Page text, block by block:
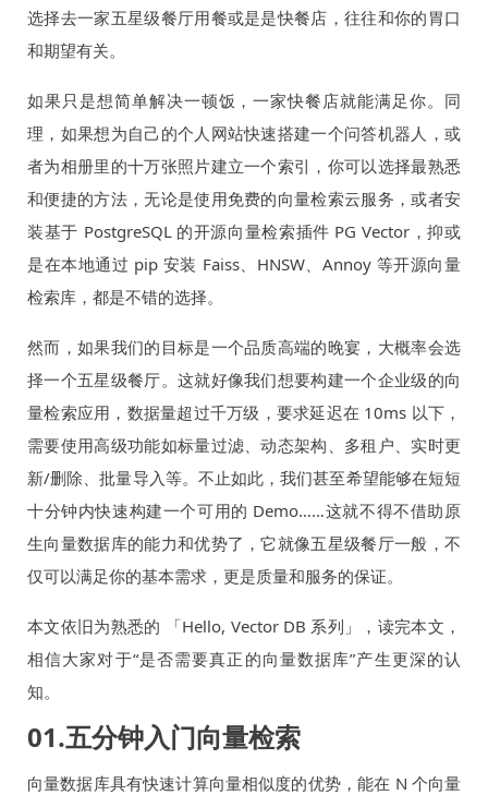
选择去一家五星级餐厅用餐或是是快餐店，往往和你的胃口
和期望有关。
如果只是想简单解决一顿饭，一家快餐店就能满足你。同
理，如果想为自己的个人网站快速搭建一个问答机器人，或
者为相册里的十万张照片建立一个索引，你可以选择最熟悉
和便捷的方法，无论是使用免费的向量检索云服务，或者安
装基于 PostgreSQL 的开源向量检索插件 PG Vector，抑或
是在本地通过 pip 安装 Faiss、HNSW、Annoy 等开源向量
检索库，都是不错的选择。
然而，如果我们的目标是一个品质高端的晚宴，大概率会选
择一个五星级餐厅。这就好像我们想要构建一个企业级的向
量检索应用，数据量超过千万级，要求延迟在 10ms 以下，
需要使用高级功能如标量过滤、动态架构、多租户、实时更
新/删除、批量导入等。不止如此，我们甚至希望能够在短短
十分钟内快速构建一个可用的 Demo……这就不得不借助原
生向量数据库的能力和优势了，它就像五星级餐厅一般，不
仅可以满足你的基本需求，更是质量和服务的保证。
本文依旧为熟悉的 「Hello, Vector DB 系列」，读完本文，
相信大家对于“是否需要真正的向量数据库”产生更深的认
知。
01.五分钟入门向量检索
向量数据库具有快速计算向量相似度的优势，能在 N 个向量